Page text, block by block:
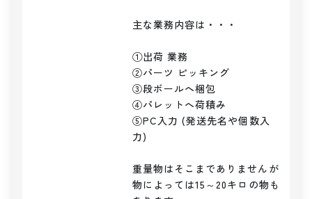
主な業務内容は・・・
①出荷 業務
②パーツ ピッキング
③段ボールへ梱包
④パレットへ荷積み
⑤PC入力 (発送先名や個数入
力)
重量物はそこまでありませんが
物によっては15～20キロの物も